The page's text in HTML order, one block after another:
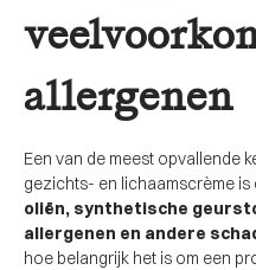
allergenen
Een van de meest opvallende
gezichts- en lichaamscrème is
oliën, synthetische
allergenen en andere
hoe belangrijk het is om een